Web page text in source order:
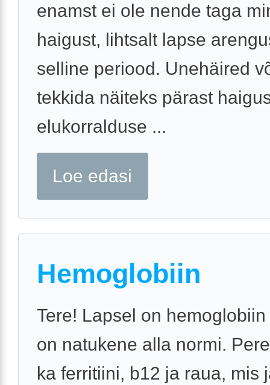
enamst ei ole nende taga
haigust, lihtsalt lapse
selline periood. Unehäired
tekkida näiteks pärast
elukorralduse ...
Loe edasi
Hemoglobiin
Tere! Lapsel on
on natukene alla normi.
ka ferritiini, b12 ja raua, mis